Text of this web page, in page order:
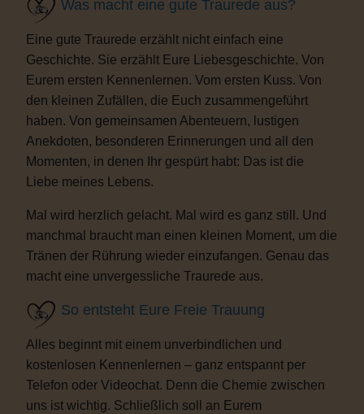
Was macht eine gute Traurede aus?
Eine gute Traurede erzählt nicht einfach eine
Geschichte. Sie erzählt Eure Liebesgeschichte. Von
Eurem ersten Kennenlernen. Vom ersten Kuss. Von
den kleinen Zufällen, die Euch zusammengeführt
haben. Von gemeinsamen Abenteuern, lustigen
Anekdoten, besonderen Erinnerungen und all den
Momenten, in denen Ihr gespürt habt: Das ist die
Liebe meines Lebens.
Mal wird herzlich gelacht. Mal wird es ganz still. Und
manchmal braucht man einen kleinen Moment, um die
Tränen der Rührung wieder einzufangen. Genau das
macht eine unvergessliche Traurede aus.
So entsteht Eure Freie Trauung
Alles beginnt mit einem unverbindlichen und
kostenlosen Kennenlernen – ganz entspannt per
Telefon oder Videochat. Denn die Chemie zwischen
uns ist wichtig. Schließlich soll an Eurem